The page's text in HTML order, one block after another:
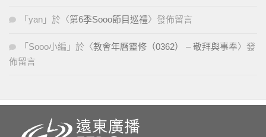
「 yan 」於〈第6季Sooo節目巡禮〉發佈留言
「 Sooo小編 」於〈教會年曆靈修（0362） – 敬拜與事奉〉發
佈留言